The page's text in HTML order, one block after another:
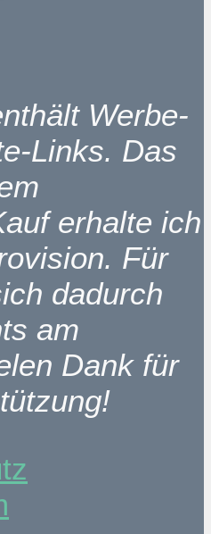
Werbe-
Links. Das
erhalte ich
Für
dadurch
am
Dank für